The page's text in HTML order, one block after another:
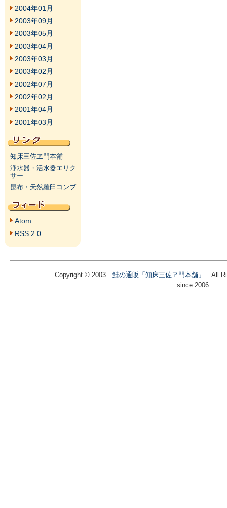
2004年01月
2003年09月
2003年05月
2003年04月
2003年03月
2003年02月
2002年07月
2002年02月
2001年04月
2001年03月
知床三佐ヱ門本舗
浄水器・活水器エリク
サー
昆布・天然羅臼コンブ
Atom
RSS 2.0
Copyright © 2003 鮭の通販「知床三佐ヱ門本舗」
All
since 2006